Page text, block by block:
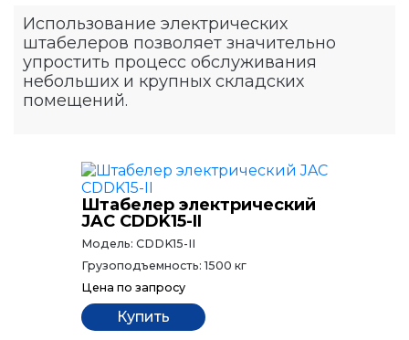
Использование электрических
штабелеров позволяет значительно
упростить процесс обслуживания
небольших и крупных складских
помещений.
Штабелер электрический
JAC CDDK15-II
Модель: CDDK15-II
Грузоподъемность: 1500 кг
Цена по запросу
Купить